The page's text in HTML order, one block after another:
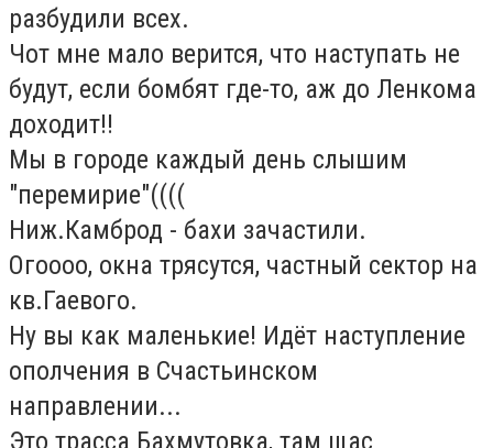
разбудили всех.
Чот мне мало верится, что наступать не
будут, если бомбят где-то, аж до Ленкома
доходит!!
Мы в городе каждый день слышим
"перемирие"((((
Ниж.Камброд - бахи зачастили.
Огоооо, окна трясутся, частный сектор на
кв.Гаевого.
Ну вы как маленькие! Идёт наступление
ополчения в Счастьинском
направлении...
Это трасса Бахмутовка, там щас